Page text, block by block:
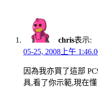
chris表示:
05-25, 2008上午
因為我亦買了這部
具,看了你示範,現在